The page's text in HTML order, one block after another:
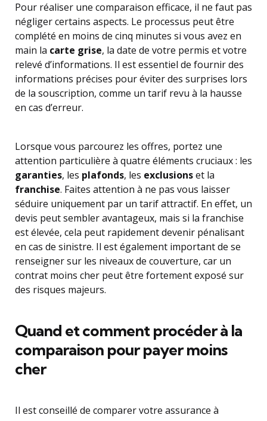
Pour réaliser une comparaison efficace, il ne faut pas
négliger certains aspects. Le processus peut être
complété en moins de cinq minutes si vous avez en
main la carte grise, la date de votre permis et votre
relevé d’informations. Il est essentiel de fournir des
informations précises pour éviter des surprises lors
de la souscription, comme un tarif revu à la hausse
en cas d’erreur.
Lorsque vous parcourez les offres, portez une
attention particulière à quatre éléments cruciaux : les
garanties, les plafonds, les exclusionset la
franchise. Faites attention à ne pas vous laisser
séduire uniquement par un tarif attractif. En effet, un
devis peut sembler avantageux, mais si la franchise
est élevée, cela peut rapidement devenir pénalisant
en cas de sinistre. Il est également important de se
renseigner sur les niveaux de couverture, car un
contrat moins cher peut être fortement exposé sur
des risques majeurs.
Quand et comment procéder à la
comparaison pour payer moins
cher
Il est conseillé de comparer votre assurance à